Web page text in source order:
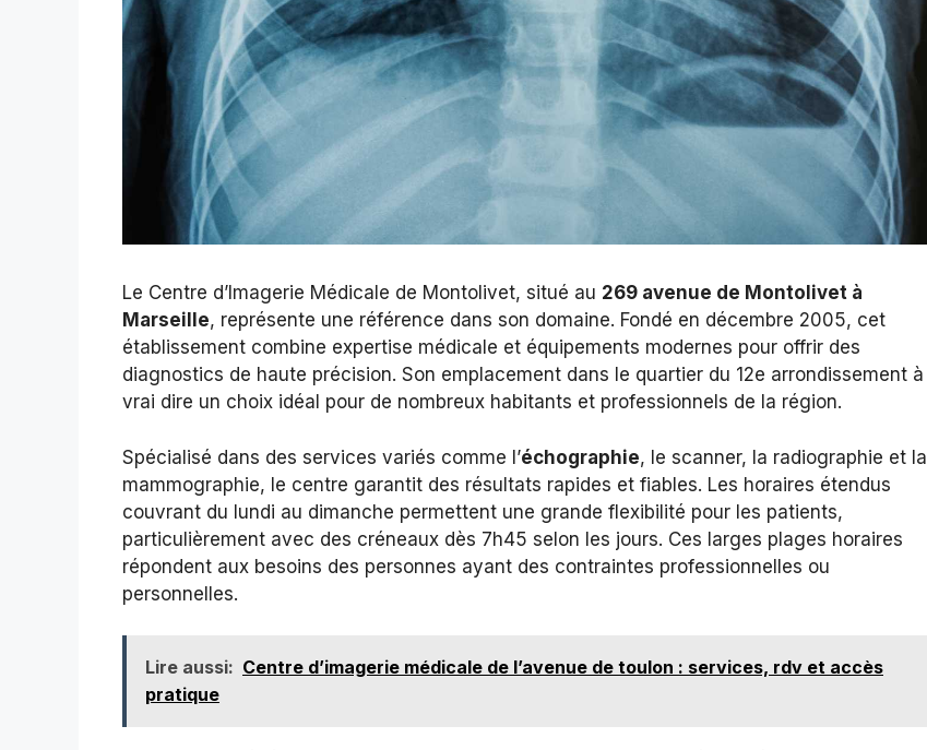
Le Centre d’Imagerie Médicale de Montolivet, situé au 269 avenue de Montolivet à
Marseille, représente une référence dans son domaine. Fondé en décembre 2005, cet
établissement combine expertise médicale et équipements modernes pour offrir des
diagnostics de haute précision. Son emplacement dans le quartier du 12e arrondissement à
vrai dire un choix idéal pour de nombreux habitants et professionnels de la région.
Spécialisé dans des services variés comme l’échographie, le scanner, la radiographie et la
mammographie, le centre garantit des résultats rapides et fiables. Les horaires étendus
couvrant du lundi au dimanche permettent une grande flexibilité pour les patients,
particulièrement avec des créneaux dès 7h45 selon les jours. Ces larges plages horaires
répondent aux besoins des personnes ayant des contraintes professionnelles ou
personnelles.
Lire aussi: Centre d’imagerie médicale de l’avenue de toulon : services, rdv et accès
pratique